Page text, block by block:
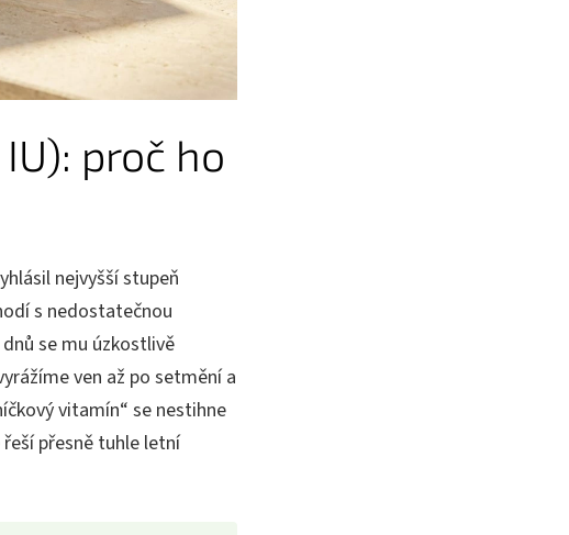
proč ho
nejvyšší stupeň
s nedostatečnou
se mu úzkostlivě
ven až po setmění a
vitamín“ se nestihne
řeší přesně tuhle letní